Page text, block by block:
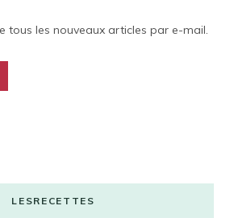
tous les nouveaux articles par e-mail.
LESRECETTES